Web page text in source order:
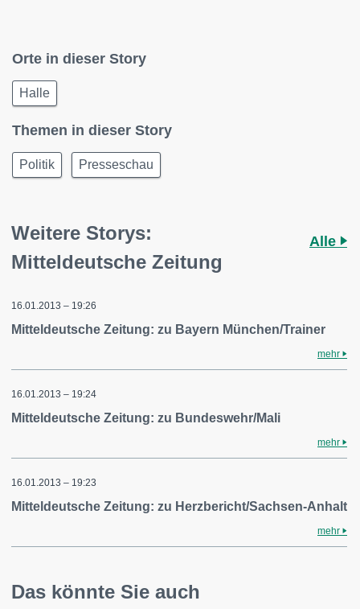
Orte in dieser Story
Halle
Themen in dieser Story
Politik Presseschau
Weitere Storys:
Mitteldeutsche Zeitung
Alle
16.01.2013 – 19:26
Mitteldeutsche Zeitung: zu Bayern München/Trainer
mehr
16.01.2013 – 19:24
Mitteldeutsche Zeitung: zu Bundeswehr/Mali
mehr
16.01.2013 – 19:23
Mitteldeutsche Zeitung: zu Herzbericht/Sachsen-Anhalt
mehr
Das könnte Sie auch